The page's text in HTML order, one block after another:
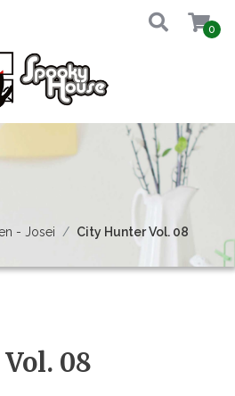
0
- Josei City Hunter Vol. 08
08